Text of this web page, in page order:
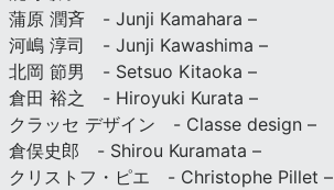
蒲原 潤斉 - Junji Kamahara –
河嶋 淳司 - Junji Kawashima –
北岡 節男 - Setsuo Kitaoka –
倉田 裕之 - Hiroyuki Kurata –
クラッセ デザイン - Classe design –
倉俣史郎 - Shirou Kuramata –
クリストフ・ピエ - Christophe Pillet –